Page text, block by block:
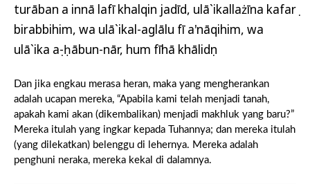
turāban a innā lafī khalqin jadīd, ulā`ikallażīna kafarụ
birabbihim, wa ulā`ikal-aglālu fī a'nāqihim, wa
ulā`ika aṣ-ḥābun-nār, hum fīhā khālidụn
Dan jika engkau merasa heran, maka yang mengherankan
adalah ucapan mereka, “Apabila kami telah menjadi tanah,
apakah kami akan (dikembalikan) menjadi makhluk yang baru?”
Mereka itulah yang ingkar kepada Tuhannya; dan mereka itulah
(yang dilekatkan) belenggu di lehernya. Mereka adalah
penghuni neraka, mereka kekal di dalamnya.